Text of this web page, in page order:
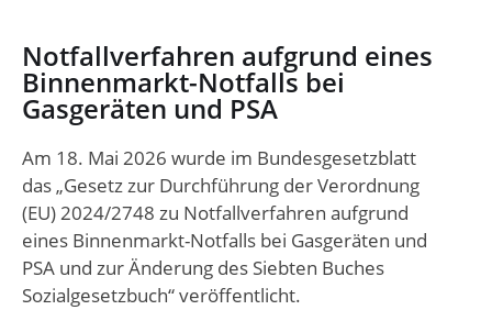
Notfallverfahren aufgrund eines
Binnenmarkt-Notfalls bei
Gasgeräten und PSA
Am 18. Mai 2026 wurde im Bundesgesetzblatt
das „Gesetz zur Durchführung der Verordnung
(EU) 2024/2748 zu Notfallverfahren aufgrund
eines Binnenmarkt-Notfalls bei Gasgeräten und
PSA und zur Änderung des Siebten Buches
Sozialgesetzbuch“ veröffentlicht.